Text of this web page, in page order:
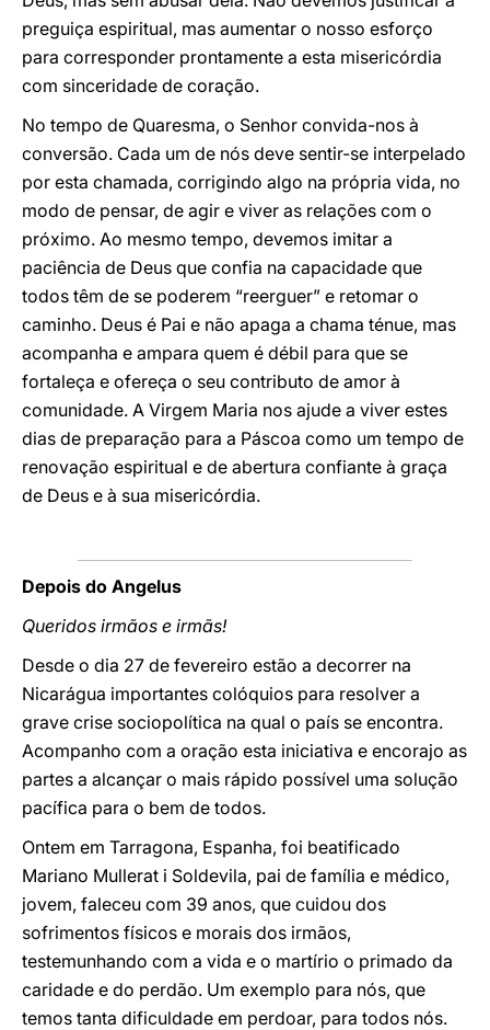
preguiça espiritual, mas aumentar o nosso esforço
para corresponder prontamente a esta misericórdia
com sinceridade de coração.
No tempo de Quaresma, o Senhor convida-nos à
conversão. Cada um de nós deve sentir-se interpelado
por esta chamada, corrigindo algo na própria vida, no
modo de pensar, de agir e viver as relações com o
próximo. Ao mesmo tempo, devemos imitar a
paciência de Deus que confia na capacidade que
todos têm de se poderem “reerguer” e retomar o
caminho. Deus é Pai e não apaga a chama ténue, mas
acompanha e ampara quem é débil para que se
fortaleça e ofereça o seu contributo de amor à
comunidade. A Virgem Maria nos ajude a viver estes
dias de preparação para a Páscoa como um tempo de
renovação espiritual e de abertura confiante à graça
de Deus e à sua misericórdia.
Depois do Angelus
Queridos irmãos e irmãs!
Desde o dia 27 de fevereiro estão a decorrer na
Nicarágua importantes colóquios para resolver a
grave crise sociopolítica na qual o país se encontra.
Acompanho com a oração esta iniciativa e encorajo as
partes a alcançar o mais rápido possível uma solução
pacífica para o bem de todos.
Ontem em Tarragona, Espanha, foi beatificado
Mariano Mullerat i Soldevila, pai de família e médico,
jovem, faleceu com 39 anos, que cuidou dos
sofrimentos físicos e morais dos irmãos,
testemunhando com a vida e o martírio o primado da
caridade e do perdão. Um exemplo para nós, que
temos tanta dificuldade em perdoar, para todos nós.